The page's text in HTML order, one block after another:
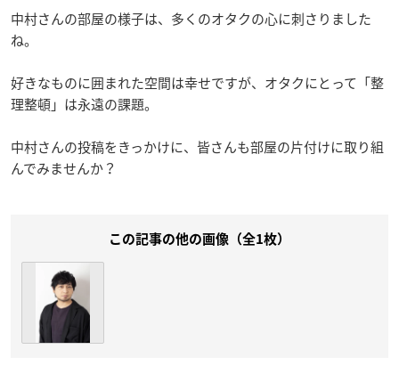
中村さんの部屋の様子は、多くのオタクの心に刺さりました
ね。
好きなものに囲まれた空間は幸せですが、オタクにとって「整
理整頓」は永遠の課題。
中村さんの投稿をきっかけに、皆さんも部屋の片付けに取り組
んでみませんか？
この記事の他の画像（全1枚）